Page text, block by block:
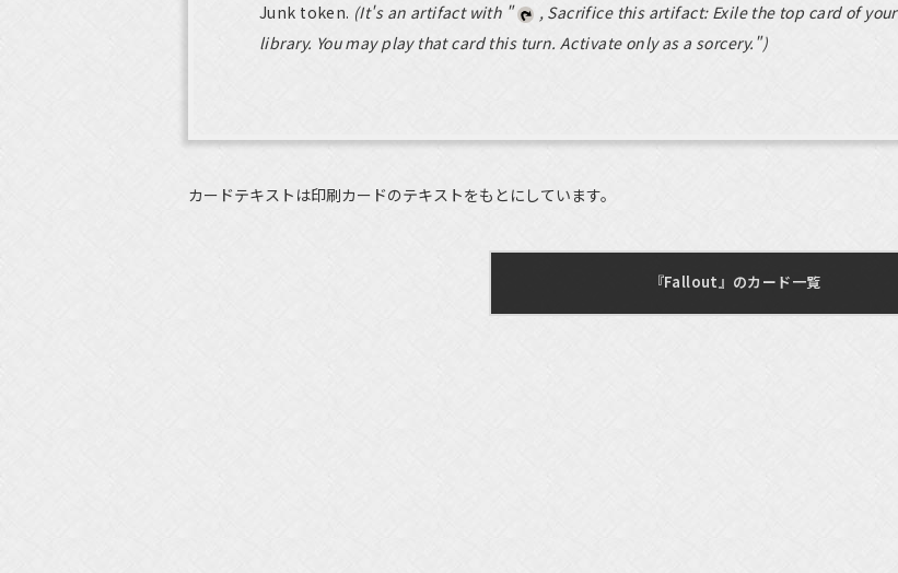
Junk token. (It's an artifact with "
, Sacrifice this artifact: Exile the top card of your
library. You may play that card this turn. Activate only as a sorcery.")
カードテキストは印刷カードのテキストをもとにしています。
『Fallout』のカード一覧